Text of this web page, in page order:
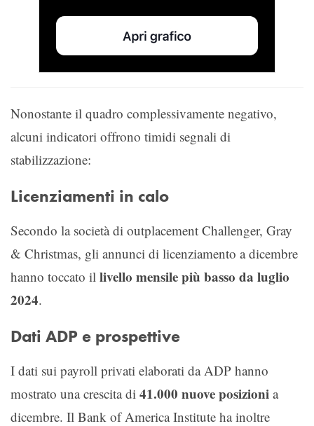
Nonostante il quadro complessivamente negativo,
alcuni indicatori offrono timidi segnali di
stabilizzazione:
Licenziamenti in calo
Secondo la società di outplacement Challenger, Gray
& Christmas, gli annunci di licenziamento a dicembre
hanno toccato il livello mensile più basso da luglio
2024.
Dati ADP e prospettive
I dati sui payroll privati elaborati da ADP hanno
mostrato una crescita di 41.000 nuove posizioni a
dicembre. Il Bank of America Institute ha inoltre